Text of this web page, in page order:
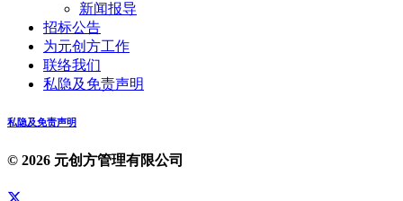
新闻报导
招标公告
为元创方工作
联络我们
私隐及免责声明
私隐及免责声明
© 2026 元创方管理有限公司